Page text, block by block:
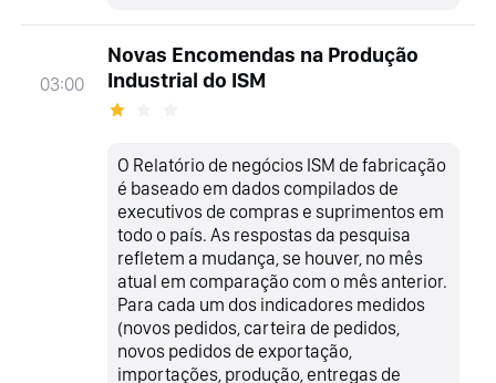
03:00
Novas Encomendas na Produção
Industrial do ISM
O Relatório de negócios ISM de fabricação
é baseado em dados compilados de
executivos de compras e suprimentos em
todo o país. As respostas da pesquisa
refletem a mudança, se houver, no mês
atual em comparação com o mês anterior.
Para cada um dos indicadores medidos
(novos pedidos, carteira de pedidos,
novos pedidos de exportação,
importações, produção, entregas de